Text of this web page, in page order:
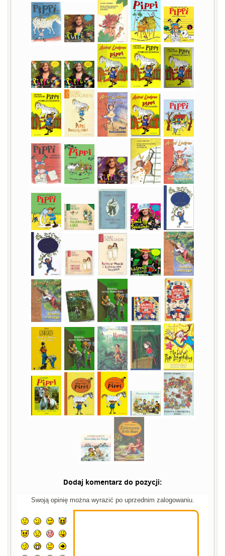
Dodaj komentarz do pozycji:
Swoją opinię można wyrazić po uprzednim zalogowaniu.